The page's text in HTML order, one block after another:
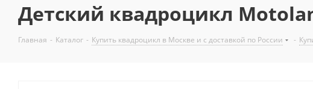
Детский квадроцикл
Главная - Каталог - Купить квадроцикл в Москве и с доставкой по России -